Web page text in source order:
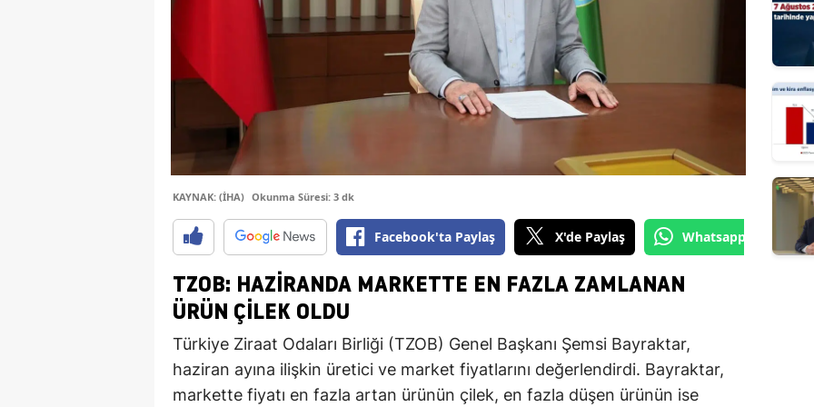
KAYNAK: (İHA) Okunma Süresi: 3 dk
Facebook'ta Paylaş X'de Paylaş Whatsapp'tan
TZOB: HAZIRANDA MARKETTE EN FAZLA ZAMLANAN
ÜRÜN ÇILEK OLDU
Türkiye Ziraat Odaları Birliği (TZOB) Genel Başkanı Şemsi Bayraktar,
haziran ayına ilişkin üretici ve market fiyatlarını değerlendirdi. Bayraktar,
markette fiyatı en fazla artan ürünün çilek, en fazla düşen ürünün ise